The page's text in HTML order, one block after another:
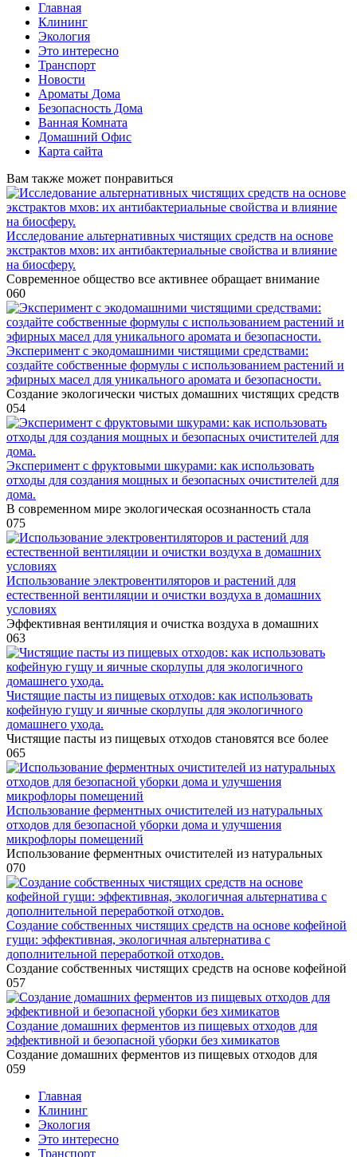
Главная
Клининг
Экология
Это интересно
Транспорт
Новости
Ароматы Дома
Безопасность Дома
Ванная Комната
Домашний Офис
Карта сайта
Вам также может понравиться
Исследование альтернативных чистящих средств на основе
экстрактов мхов: их антибактериальные свойства и влияние
на биосферу.
Современное общество все активнее обращает внимание
060
Эксперимент с экодомашними чистящими средствами:
создайте собственные формулы с использованием растений и
эфирных масел для уникального аромата и безопасности.
Создание экологически чистых домашних чистящих средств
054
Эксперимент с фруктовыми шкурами: как использовать
отходы для создания мощных и безопасных очистителей для
дома.
В современном мире экологическая осознанность стала
075
Использование электровентиляторов и растений для
естественной вентиляции и очистки воздуха в домашних
условиях
Эффективная вентиляция и очистка воздуха в домашних
063
Чистящие пасты из пищевых отходов: как использовать
кофейную гущу и яичные скорлупы для экологичного
домашнего ухода.
Чистящие пасты из пищевых отходов становятся все более
065
Использование ферментных очистителей из натуральных
отходов для безопасной уборки дома и улучшения
микрофлоры помещений
Использование ферментных очистителей из натуральных
070
Создание собственных чистящих средств на основе кофейной
гущи: эффективная, экологичная альтернатива с
дополнительной переработкой отходов.
Создание собственных чистящих средств на основе кофейной
057
Создание домашних ферментов из пищевых отходов для
эффективной и безопасной уборки без химикатов
Создание домашних ферментов из пищевых отходов для
059
Главная
Клининг
Экология
Это интересно
Транспорт